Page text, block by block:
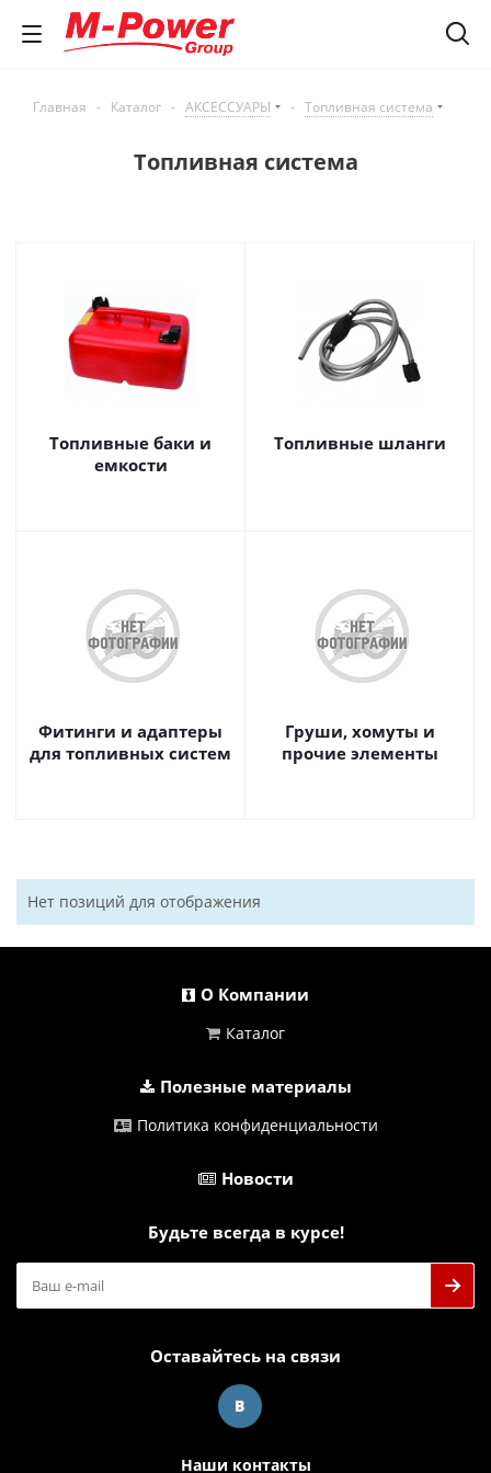
Главная - Каталог - АКСЕССУАРЫ - Топливная система
Топливная система
Топливные баки и
емкости
Топливные шланги
Фитинги и адаптеры
для топливных систем
Груши, хомуты и
прочие элементы
Нет позиций для отображения
О Компании
Каталог
Полезные материалы
Политика конфиденциальности
Новости
Будьте всегда в курсе!
Оставайтесь на связи
Наши контакты